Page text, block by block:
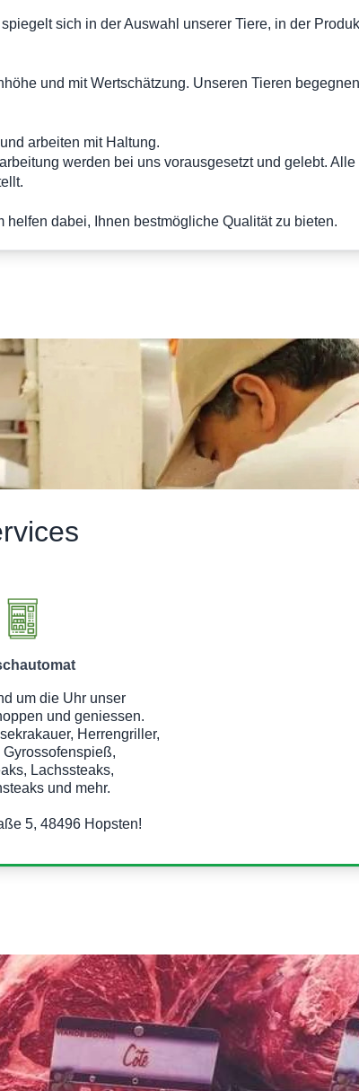
sich in der Auswahl unserer Tiere, in der
und mit Wertschätzung. Unseren Tieren
arbeiten mit Haltung.
werden bei uns vorausgesetzt und gelebt.
dabei, Ihnen bestmögliche Qualität zu bieten.
um die Uhr unser
und geniessen.
Herrengriller,
Lachssteaks,
und mehr.
5, 48496 Hopsten!